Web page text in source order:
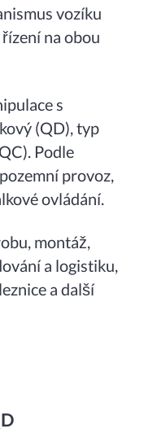
vozíku
na obou
s
(QD), typ
Podle
provoz,
ovládání.
montáž,
a logistiku,
a další